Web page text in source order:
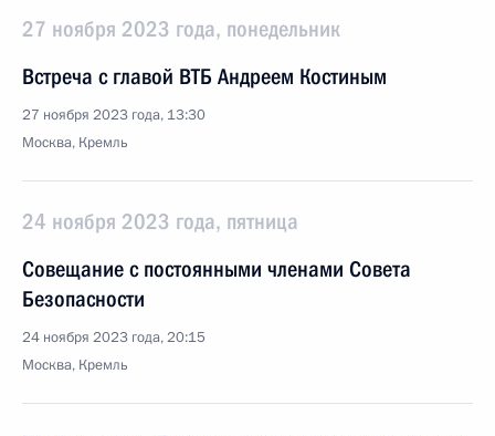
27 ноября 2023 года, понедельник
Встреча с главой ВТБ Андреем Костиным
27 ноября 2023 года, 13:30
Москва, Кремль
24 ноября 2023 года, пятница
Совещание с постоянными членами Совета
Безопасности
24 ноября 2023 года, 20:15
Москва, Кремль